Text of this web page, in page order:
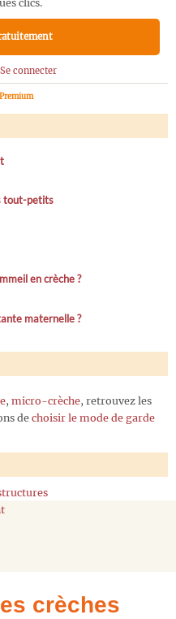
clics.
Se connecter
tout-petits
en crèche ?
maternelle ?
, micro-crèche, retrouvez les
de choisir le mode de garde
crèches